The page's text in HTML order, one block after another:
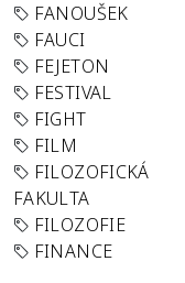
FANOUŠEK
FAUCI
FEJETON
FESTIVAL
FIGHT
FILM
FILOZOFICKÁ
FAKULTA
FILOZOFIE
FINANCE